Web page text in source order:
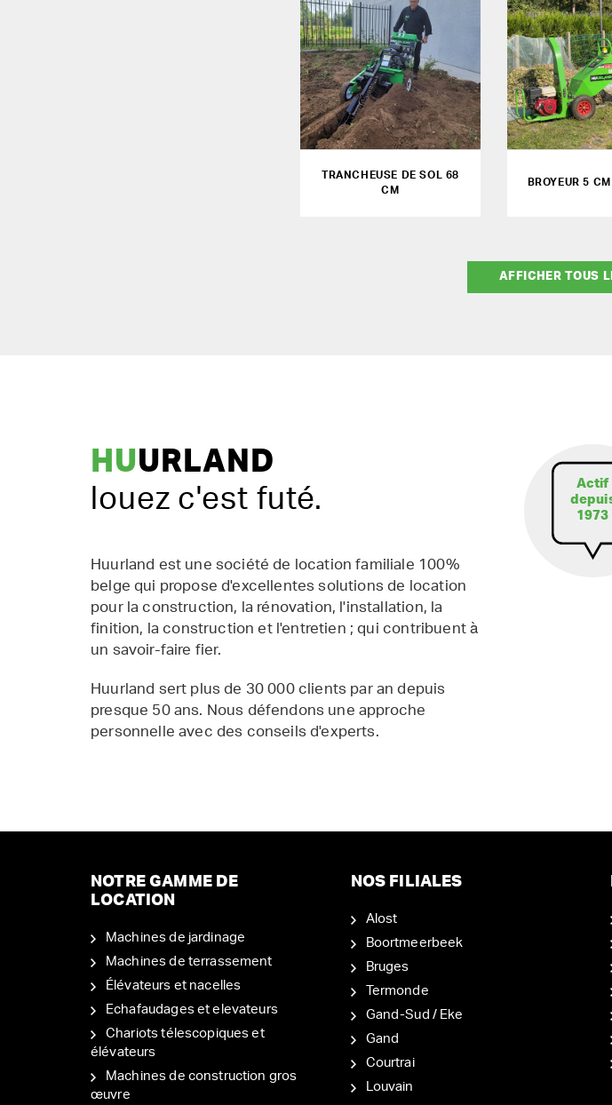
TRANCHEUSE DE SOL 68
CM
BROYEUR 5
AFFICHER TOUS
HUURLAND
louez c'est futé.
Huurland est une société de location familiale 100%
belge qui propose d'excellentes solutions de location
pour la construction, la rénovation, l'installation, la
finition, la construction et l'entretien ; qui contribuent à
un savoir-faire fier.
Huurland sert plus de 30 000 clients par an depuis
presque 50 ans. Nous défendons une approche
personnelle avec des conseils d'experts.
Actif
1973
NOTRE GAMME DE
LOCATION
Machines de jardinage
Machines de terrassement
Élévateurs et nacelles
Echafaudages et elevateurs
Chariots télescopiques et
élévateurs
Machines de construction gros
œuvre
NOS FILIALES
Alost
Boortmeerbeek
Bruges
Termonde
Gand-Sud / Eke
Gand
Courtrai
Louvain